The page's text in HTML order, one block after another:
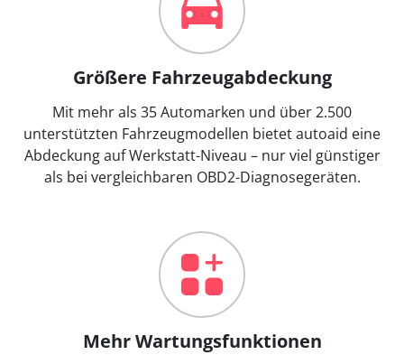
Größere Fahrzeugabdeckung
Mit mehr als 35 Automarken und über 2.500
unterstützten Fahrzeugmodellen bietet autoaid eine
Abdeckung auf Werkstatt-Niveau – nur viel günstiger
als bei vergleichbaren OBD2-Diagnosegeräten.
Mehr Wartungsfunktionen